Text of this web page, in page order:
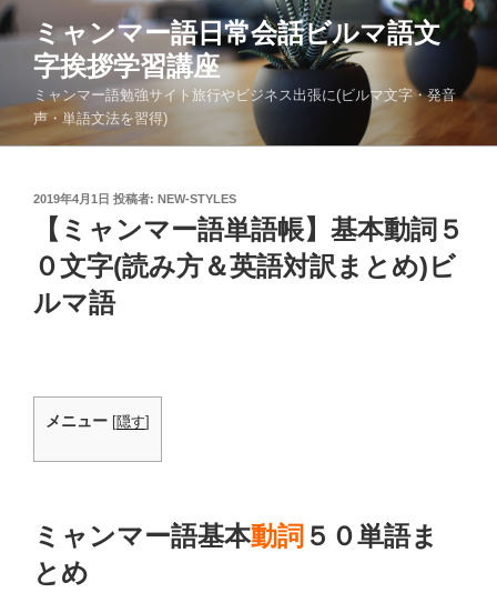
コ
ン
へ
ミャンマー語日常会話ビルマ語文
字挨拶学習講座
ミャンマー語勉強サイト旅行やビジネス出張に(ビルマ文字・発音
声・単語文法を習得)
投
2019年4月1日 投稿者: NEW-STYLES
【ミャンマー語単語帳】基本動詞５
０文字(読み方＆英語対訳まとめ)ビ
ルマ語
メニュー [隠す]
ミャンマー語基本動詞 ５０単語ま
とめ